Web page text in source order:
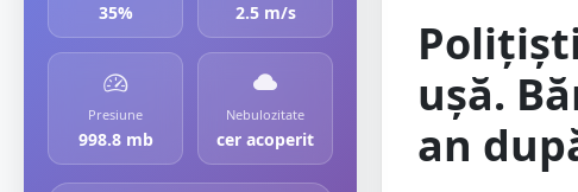
35% 2.5 m/s
Presiune
998.8 mb
Nebulozitate
cer acoperit
ușă.
an